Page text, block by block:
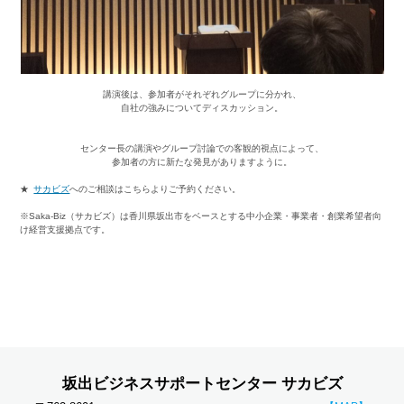
講演後は、参加者がそれぞれグループに分かれ、
自社の強みについてディスカッション。
センター長の講演やグループ討論での客観的視点によって、
参加者の方に新たな発見がありますように。
★ サカビズへのご相談はこちらよりご予約ください。
※Saka-Biz（サカビズ）は香川県坂出市をベースとする中小企業・事業者・創業希望者向
け経営支援拠点です。
坂出ビジネスサポートセンター サカビズ